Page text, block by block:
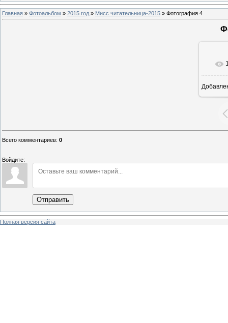
Главная » Фотоальбом » 2015 год » Мисс читательница-2015 » Фотография 4
Всего комментариев: 0
Войдите:
Отправить
Полная версия сайта